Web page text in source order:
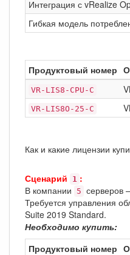
Интеграция с vRealize
Гибкая модель
Продуктовый номер
VR-LIS8-CPU-C
VR-LIS8O-25-C
Как и какие лицензии
Сценарий 1 :
В компании
5 серверов
Требуется управления
Suite 2019 Standard.
Необходимо купить:
Продуктовый номер